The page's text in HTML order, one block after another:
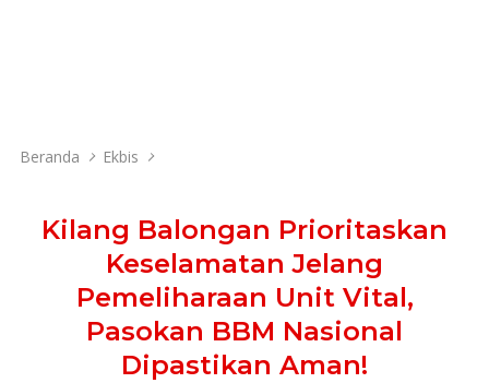
Beranda Ekbis
Kilang Balongan Prioritaskan
Keselamatan Jelang
Pemeliharaan Unit Vital,
Pasokan BBM Nasional
Dipastikan Aman!